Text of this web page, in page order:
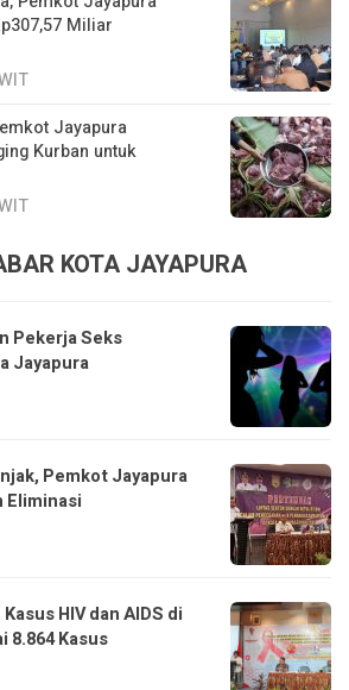
Miliar
Jayapura
Kurban untuk
KOTA JAYAPURA
Pekerja Seks
Jayapura
Pemkot Jayapura
Eliminasi
HIV dan AIDS di
8.864 Kasus